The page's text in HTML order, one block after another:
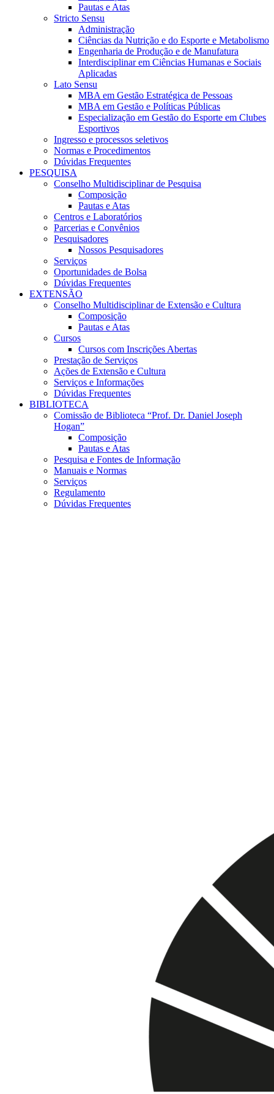
Pautas e Atas
Stricto Sensu
Administração
Ciências da Nutrição e do Esporte e Metabolismo
Engenharia de Produção e de Manufatura
Interdisciplinar em Ciências Humanas e Sociais
Aplicadas
Lato Sensu
MBA em Gestão Estratégica de Pessoas
MBA em Gestão e Políticas Públicas
Especialização em Gestão do Esporte em Clubes
Esportivos
Ingresso e processos seletivos
Normas e Procedimentos
Dúvidas Frequentes
PESQUISA
Conselho Multidisciplinar de Pesquisa
Composição
Pautas e Atas
Centros e Laboratórios
Parcerias e Convênios
Pesquisadores
Nossos Pesquisadores
Serviços
Oportunidades de Bolsa
Dúvidas Frequentes
EXTENSÃO
Conselho Multidisciplinar de Extensão e Cultura
Composição
Pautas e Atas
Cursos
Cursos com Inscrições Abertas
Prestação de Serviços
Ações de Extensão e Cultura
Serviços e Informações
Dúvidas Frequentes
BIBLIOTECA
Comissão de Biblioteca “Prof. Dr. Daniel Joseph
Hogan”
Composição
Pautas e Atas
Pesquisa e Fontes de Informação
Manuais e Normas
Serviços
Regulamento
Dúvidas Frequentes